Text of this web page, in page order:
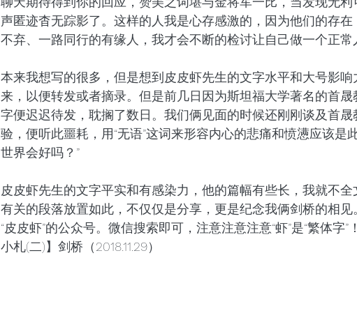
声匿迹杳无踪影了。这样的人我是心存感激的，因为他们的存
不弃、一路同行的有缘人，我才会不断的检讨让自己做一个正常
本来我想写的很多，但是想到皮皮虾先生的文字水平和大号影
来，以便转发或者摘录。但是前几日因为斯坦福大学著名的首
字便迟迟待发，耽搁了数日。我们俩见面的时候还刚刚谈及首
验，便听此噩耗，用“无语”这词来形容内心的悲痛和愤懑应该
世界会好吗？”
皮皮虾先生的文字平实和有感染力，他的篇幅有些长，我就不
有关的段落放置如此，不仅仅是分享，更是纪念我俩剑桥的相
“皮皮虾”的公众号。微信搜索即可，注意注意注意“虾”是“繁体字
小札(二)】剑桥（2018.11.29）